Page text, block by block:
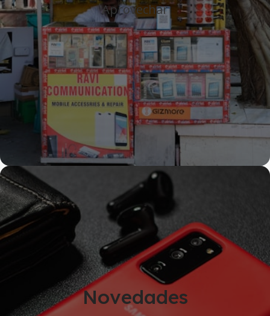
Aprovechar
Novedades